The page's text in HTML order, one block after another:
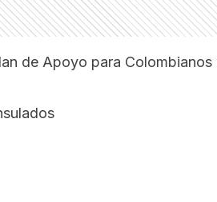
de Apoyo para Colombianos